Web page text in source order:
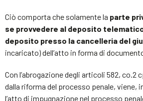
Ciò comporta che solamente la parte
se provvedere al deposito
deposito presso la cancelleria del
incaricato) dell’atto in forma di
Con l’abrogazione degli articoli 582, co.2
dalla riforma del processo penale, viene,
l’atto di impugnazione nel processo